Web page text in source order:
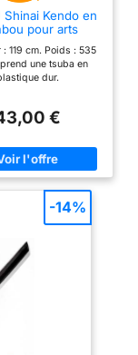
Shinai Kendo en
pour arts
: 119 cm. Poids : 535
une tsuba en
dur.
€
-14%